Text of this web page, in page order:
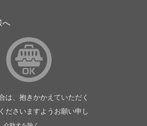
へ
は、抱きかかえていただく
ださいますようお願い申し